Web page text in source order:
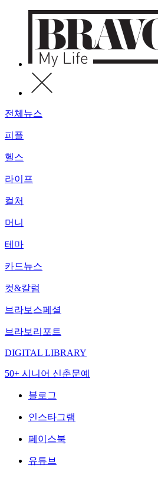
전체뉴스
피플
헬스
라이프
컬처
머니
테마
카드뉴스
컷&칼럼
브라보스페셜
브라보리포트
DIGITAL LIBRARY
50+ 시니어 신춘문예
블로그
인스타그램
페이스북
유튜브